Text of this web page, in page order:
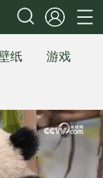
纸
游戏